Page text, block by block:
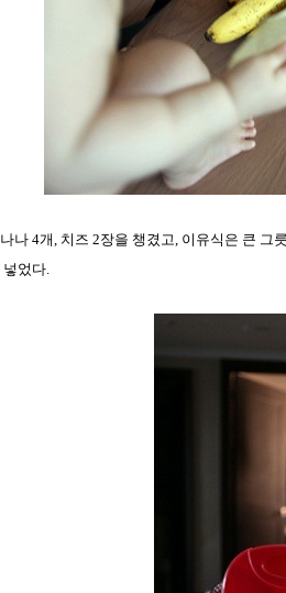
나 4개, 치즈 2장을 챙겼고, 이유식은 큰
넣었다.